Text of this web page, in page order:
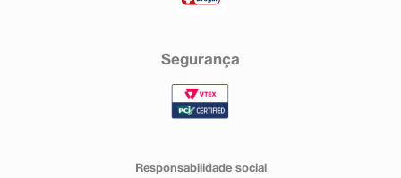
Segurança
Responsabilidade social